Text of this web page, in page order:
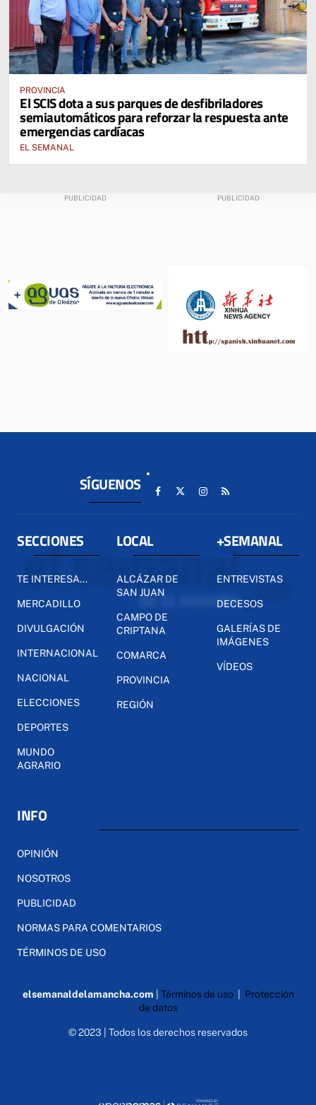
PROVINCIA
El SCIS dota a sus parques de desfibriladores
semiautomáticos para reforzar la respuesta ante
emergencias cardíacas
EL SEMANAL
SÍGUENOS
SECCIONES
TE INTERESA...
MERCADILLO
DIVULGACIÓN
INTERNACIONAL
NACIONAL
ELECCIONES
DEPORTES
MUNDO
AGRARIO
LOCAL
ALCÁZAR DE
SAN JUAN
CAMPO DE
CRIPTANA
COMARCA
PROVINCIA
REGIÓN
+SEMANAL
ENTREVISTAS
DECESOS
GALERÍAS DE
IMÁGENES
VÍDEOS
INFO
OPINIÓN
NOSOTROS
PUBLICIDAD
NORMAS PARA COMENTARIOS
TÉRMINOS DE USO
elsemanaldelamancha.com Términos de uso| Protección
de datos
© 2023 | Todos los derechos reservados